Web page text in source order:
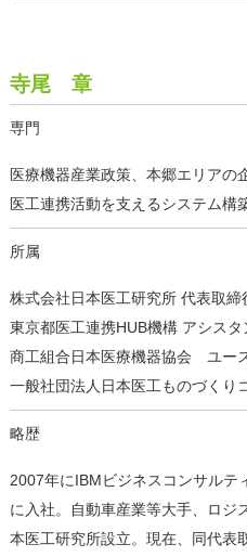
寺尾 章
専門
医療機器産業政策、本郷エリアの
医工連携活動を支えるシステム構
所属
株式会社日本医工研究所 代表取締
東京都医工連携HUB機構 アシス
商工組合日本医療機器協会 ユー
一般社団法人日本医工ものづくり
略歴
2007年にIBMビジネスコンサルテ
に入社。自動車産業等大手、ロジ
本医工研究所設立。現在、同代表